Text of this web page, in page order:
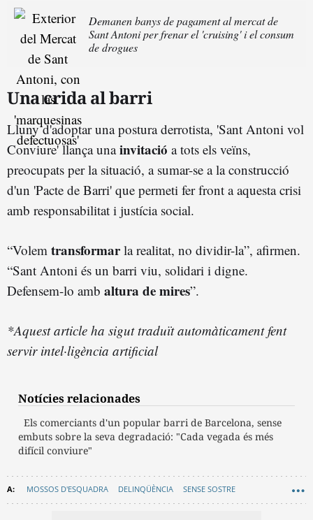
Demanen banys de pagament al mercat de
Sant Antoni per frenar el 'cruising' i el consum
de drogues
Una crida al barri
Lluny d'adoptar una postura derrotista, 'Sant Antoni vol
Conviure' llança unainvitació a tots els veïns,
preocupats per la situació, a sumar-se a la construcció
d'un 'Pacte de Barri' que permeti fer front a aquesta crisi
amb responsabilitat i justícia social.
“Volem transformarla realitat, no dividir-la”, afirmen.
“Sant Antoni és un barri viu, solidari i digne.
Defensem-lo amb altura de mires”.
*Aquest article ha sigut traduït automàticament fent
servir intel·ligència artificial
Notícies relacionades
Els comerciants d'un popular barri de Barcelona, sense
embuts sobre la seva degradació: "Cada vegada és més
difícil conviure"
MOSSOS D'ESQUADRA DELINQÜÈNCIA SENSE SOSTRE